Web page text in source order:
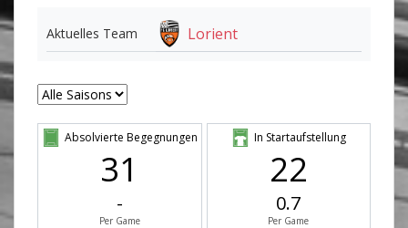
t
n
Aktuelles Team Lorient
Absolvierte Begegnungen
31
-
Per Game
In Startaufstellung
22
0.7
Per Game